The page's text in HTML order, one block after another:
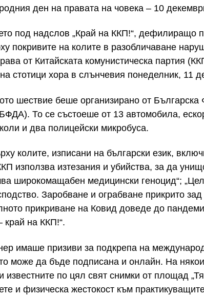
ден на правата на човека – 10
под надслов „Край на ККП!“, дефилиращо
покривите на колите в разобличаване
от Китайската комунистическа партия
стотици хора в слънчевия понеделник, 11
шествие беше организирано от
То се състоеше от 13 автомобила,
и два полицейски микробуса.
колите, изписани на български език,
използва изтезания и убийства, за да
широкомащабен медицински геноцид“;
Заробване и ограбване прикрито зад
прикриване на Ковид доведе до
край на ККП!“.
имаше призиви за подкрепа на
може да бъде подписана и онлайн. На
известните по цял свят снимки от площад
и физическа жестокост към